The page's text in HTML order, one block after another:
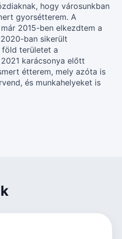
hogy városunkban
gyorsétterem. A
2015-ben elkezdtem a
ban sikerült
föld területet a
karácsonya előtt
étterem, mely azóta is
és munkahelyeket is